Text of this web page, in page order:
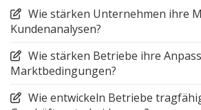
Wie stärken Unternehmen ihre
Kundenanalysen?
Wie stärken Betriebe ihre
Marktbedingungen?
Wie entwickeln Betriebe